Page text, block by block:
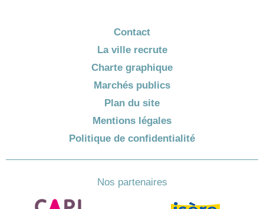
Contact
La ville recrute
Charte graphique
Marchés publics
Plan du site
Mentions légales
Politique de confidentialité
Nos partenaires